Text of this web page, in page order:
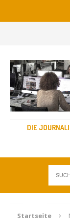
DIE
Startseite